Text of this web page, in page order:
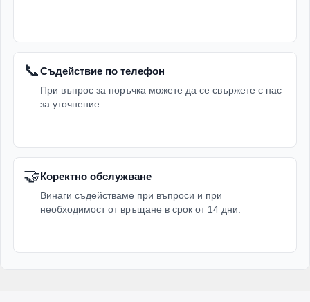
📞Съдействие по телефон
При въпрос за поръчка можете да се свържете с нас
за уточнение.
🤝Коректно обслужване
Винаги съдействаме при въпроси и при
необходимост от връщане в срок от 14 дни.